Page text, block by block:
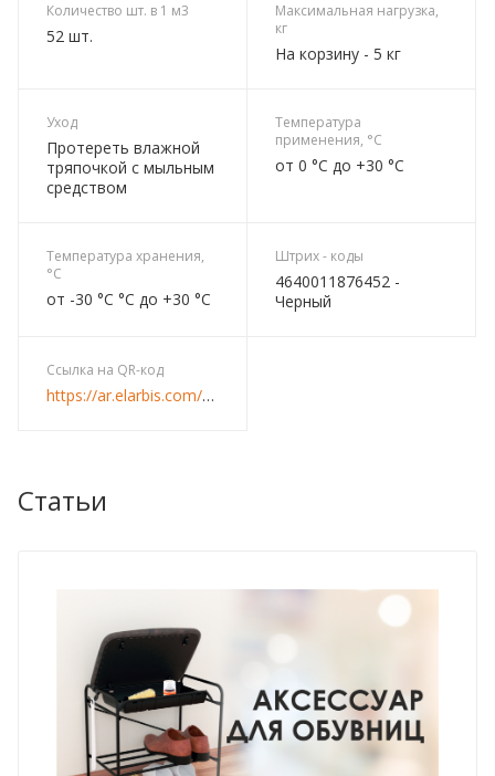
Количество шт. в 1 м3
52 шт.
Максимальная нагрузка,
кг
На корзину - 5 кг
Уход
Протереть влажной
тряпочкой с мыльным
средством
Температура
применения, °C
от 0 °C до +30 °C
Температура хранения,
°C
от -30 °C °C до +30 °C
Штрих - коды
4640011876452 -
Черный
Ссылка на QR-код
https://ar.elarbis.com/zmi/etazherka_ladya_1k_cherniy.html
Статьи